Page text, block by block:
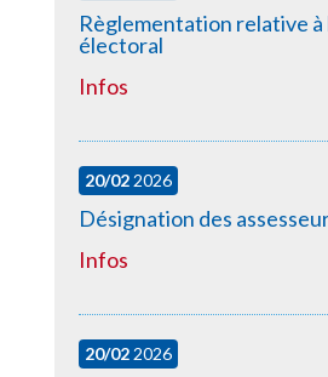
Règlementation relative à
électoral
Infos
20/022026
Désignation des
Infos
20/022026